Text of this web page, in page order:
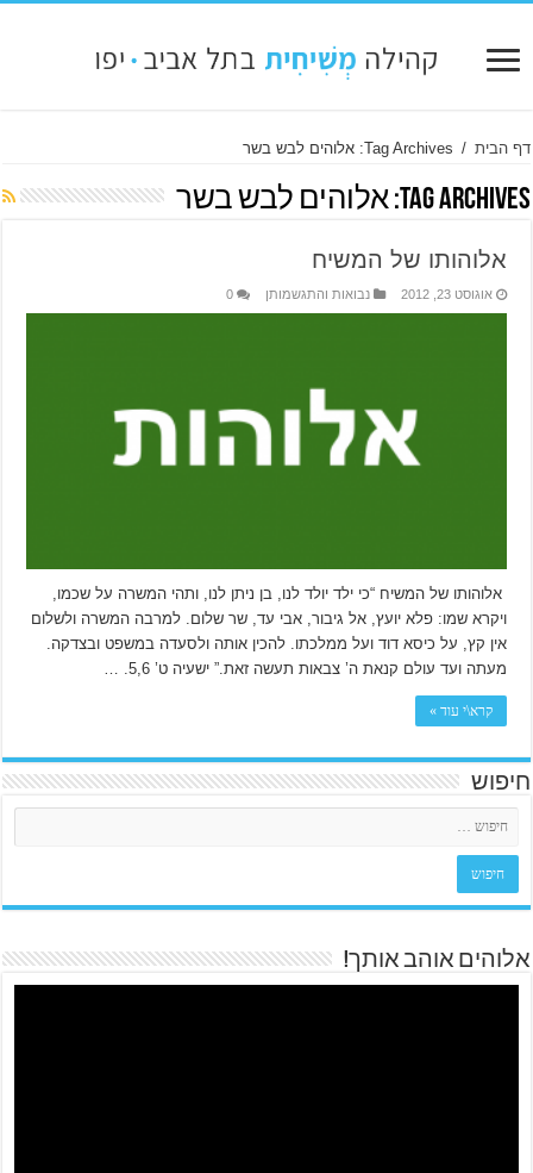
דף הבית / Tag Archives: אלוהים לבש בשר
Tag Archives: אלוהים לבש בשר
אלוהותו של המשיח
אוגוסט 23, 2012 נבואות והתגשמותן 0
אלוהותו של המשיח “כי ילד יולד לנו, בן ניתן לנו, ותהי המשרה על שכמו,
ויקרא שמו: פלא יועץ, אל גיבור, אבי עד, שר שלום. למרבה המשרה ולשלום
אין קץ, על כיסא דוד ועל ממלכתו. להכין אותה ולסעדה במשפט ובצדקה.
מעתה ועד עולם קנאת ה’ צבאות תעשה זאת.” ישעיה ט’ 5,6. …
קרא\י עוד »
חיפוש
אלוהים אוהב אותך!